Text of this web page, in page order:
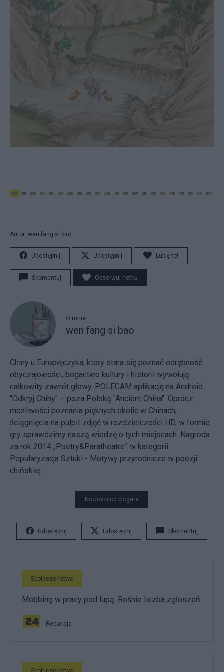
Autor: wen fang si bao
Udostępnij Udostępnij Lubię to!
Skomentuj Obserwuj notkę
O mnie
wen fang si bao
Chiny u Europejczyka, który stara się poznać odrębność
obyczajowości, bogactwo kultury i historii wywołują
całkowity zawrót głowy. POLECAM aplikację na Android
"Odkryj Chiny" – poza Polską "Ancient China". Oprócz
możliwości poznania pięknych okolic w Chinach,
ściągnięcia na pulpit zdjęć w rozdzielczości HD, w formie
gry sprawdzimy naszą wiedzę o tych miejscach. Nagroda
za rok 2014 „Poetry&Paratheatre” w kategorii:
Popularyzacja Sztuki - Motywy przyrodnicze w poezji
chińskiej
Nowości od blogera
Udostępnij Udostępnij Skomentuj
Społeczeństwo
Mobbing w pracy pod lupą. Rośnie liczba zgłoszeń
Redakcja